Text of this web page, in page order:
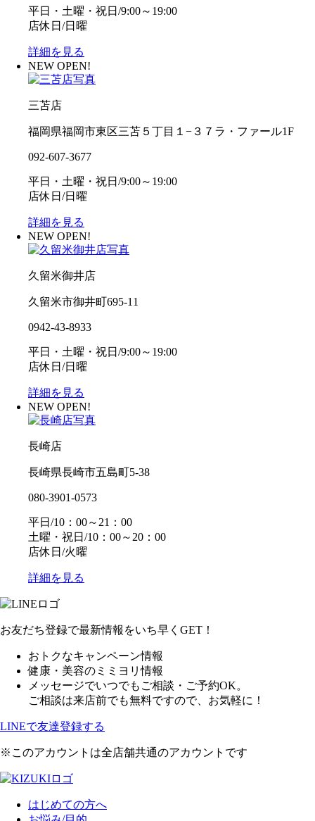
平日・土曜・祝日/9:00～19:00
店休日/日曜
詳細を見る
NEW OPEN!
三苫店
福岡県福岡市東区三苫５丁目１−３７ラ・ファール1F
092-607-3677
平日・土曜・祝日/9:00～19:00
店休日/日曜
詳細を見る
NEW OPEN!
久留米御井店
久留米市御井町695-11
0942-43-8933
平日・土曜・祝日/9:00～19:00
店休日/日曜
詳細を見る
NEW OPEN!
長崎店
長崎県長崎市五島町5-38
080-3901-0573
平日/10：00～21：00
土曜・祝日/10：00～20：00
店休日/火曜
詳細を見る
お友だち登録で最新情報をいち早くGET！
おトクなキャンペーン情報
健康・美容のミミヨリ情報
メッセージでいつでもご相談・ご予約OK。
ご相談は来店前でも無料ですので、お気軽に！
LINEで友達登録する
※このアカウントは全店舗共通のアカウントです
はじめての方へ